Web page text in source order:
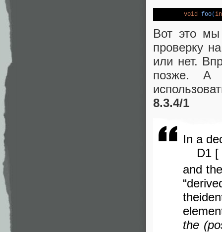
void foo(
Вот это
проверку
или нет.
позже. А
8.3.4/1
In a
D1 [
and
the